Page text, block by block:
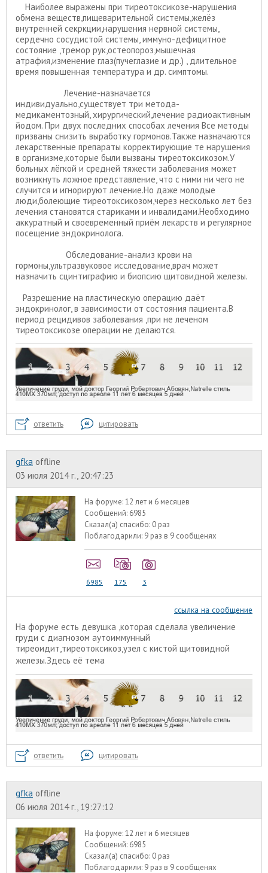
Наиболее выражены при тиреотоксикозе-нарушения
обмена веществ,пищеварительной системы,желёз
внутренней секркции,нарушения нервной системы,
сердечно сосудистой системы, иммуно-дефицитное
состояние ,тремор рук,остеопороз,мышечная
атрафия,изменение глаз(пучеглазие и др.) , длительное
время повышенная температура и др. симптомы.
Лечение-назначается
индивидуально,существует три метода-
медикаментозный, хирургический,лечение радиоактивным
йодом. При двух последних способах лечения Все методы
призваны снизить выработку гормонов.Также назначаются
лекарственные препараты корректирующие те нарушения
в организме,которые были вызваны тиреотоксикозом.У
больных лёгкой и средней тяжести заболевания может
возникнуть ложное представление, что с ними ни чего не
случится и игнорируют лечение.Но даже молодые
люди,болеющие тиреотоксикозом,через несколько лет без
лечения становятся стариками и инвалидами.Необходимо
аккуратный и своевременный приём лекарств и регулярное
посещение эндокринолога.
Обследование-анализ крови на
гормоны,ультразвуковое исследование,врач может
назначить сцинтиграфию и биопсию щитовидной железы.
Разрешение на пластическую операцию даёт
эндокринолог, в зависимости от состояния пациента.В
период рецидивов заболевания ,при не леченом
тиреотоксикозе операции не делаются.
ответить цитировать
gfka offline
03 июля 2014 г., 20:47:23
На форуме:12 лет и 6 месяцев
Сообщений: 6985
Сказал(а) спасибо: 0 раз
Поблагодарили: 9 раз в 9 сообщенях
6985 175 3
ссылка на сообщение
На форуме есть девушка ,которая сделала увеличение
груди с диагнозом аутоиммунный
тиреоидит,тиреотоксикоз,узел с кистой щитовидной
железы.Здесь её тема
ответить цитировать
gfka offline
06 июля 2014 г., 19:27:12
На форуме:12 лет и 6 месяцев
Сообщений: 6985
Сказал(а) спасибо: 0 раз
Поблагодарили: 9 раз в 9 сообщенях